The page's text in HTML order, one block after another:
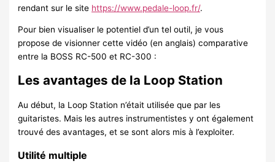
rendant sur le site https://www.pedale-loop.fr/.
Pour bien visualiser le potentiel d’un tel outil, je vous
propose de visionner cette vidéo (en anglais) comparative
entre la BOSS RC-500 et RC-300 :
Les avantages de la Loop Station
Au début, la Loop Station n’était utilisée que par les
guitaristes. Mais les autres instrumentistes y ont également
trouvé des avantages, et se sont alors mis à l’exploiter.
Utilité multiple